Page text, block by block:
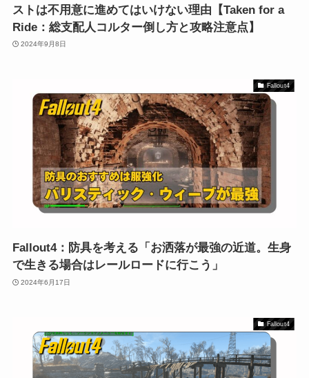
ストは不用意に進めてはいけない理由【Taken for a
Ride：総支配人コルター倒し方と攻略注意点】
2024年9月8日
Fallout4
Fallout4：防具を考える「お洒落が最強の近道。生身
で生きる場合はレールロードに行こう」
2024年6月17日
Fallout4